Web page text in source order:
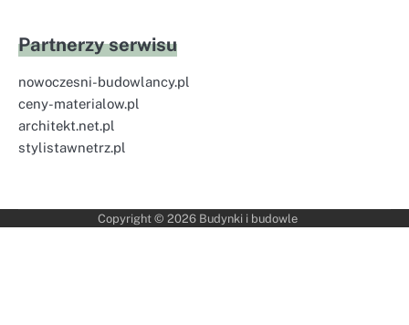
Partnerzy serwisu
nowoczesni-budowlancy.pl
ceny-materialow.pl
architekt.net.pl
stylistawnetrz.pl
Copyright © 2026 Budynki i budowle